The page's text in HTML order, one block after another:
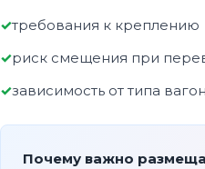
требования к креплению
риск смещения при
зависимость от типа
Почему важно